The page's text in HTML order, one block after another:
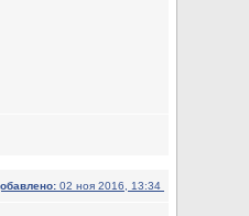
02 ноя 2016, 13:34